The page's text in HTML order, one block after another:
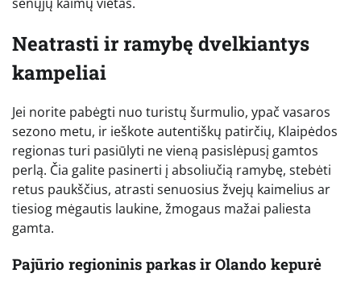
Neatrasti ir ramybę dvelkiantys
kampeliai
Jei norite pabėgti nuo turistų šurmulio, ypač vasaros
sezono metu, ir ieškote autentiškų patirčių, Klaipėdos
regionas turi pasiūlyti ne vieną pasislėpusį gamtos
perlą. Čia galite pasinerti į absoliučią ramybę, stebėti
retus paukščius, atrasti senuosius žvejų kaimelius ar
tiesiog mėgautis laukine, žmogaus mažai paliesta
gamta.
Pajūrio regioninis parkas ir Olando kepurė